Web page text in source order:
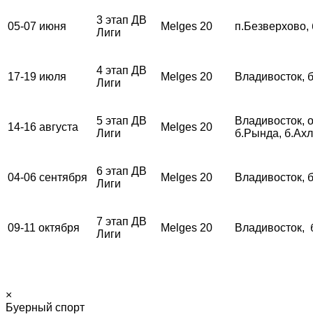
05-07 июня
3 этап ДВ
Лиги
Melges 20
17-19 июля
4 этап ДВ
Лиги
Melges 20 Владивосток,
14-16 августа
5 этап ДВ
Лиги
Melges 20
Владивосток,
б.Рында,
04-06 сентября
6 этап ДВ
Лиги
Melges 20 Владивосток,
09-11 октября
7 этап ДВ
Лиги
Melges 20 Владивосток,
×
Буерный спорт